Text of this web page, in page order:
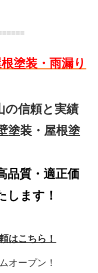
塗装・雨漏り
の信頼と実績
塗装・屋根塗
品質・適正価
します！
はこちら！
オープン！